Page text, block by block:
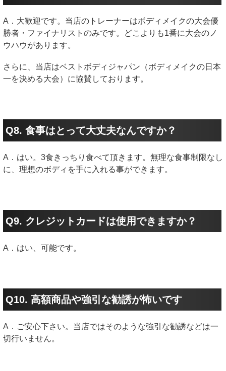
A．大歓迎です。当店のトレーナーはボディメイクの大会優
勝者・ファイナリストのみです。どこよりも1番に大会のノ
ウハウがあります。
さらに、当店はベストボディジャパン（ボディメイクの日本
一を決める大会）に協賛しております。
Q8. 食事はとって大丈夫なんですか？
A．はい。3食きっちり食べて頂きます。無理な食事制限なし
に、理想のボディを手に入れる事ができます。
Q9. クレジットカードは使用できますか？
A．はい、可能です。
Q10. 高額商品や強引な勧誘が怖いです
A．ご安心下さい。当店ではそのような強引な勧誘などは一
切行いません。